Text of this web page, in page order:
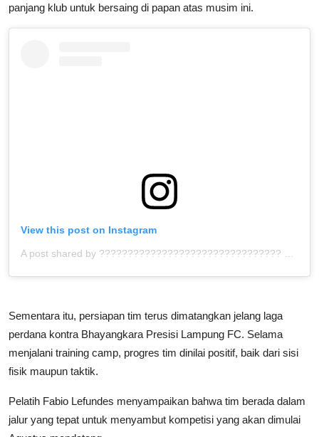
panjang klub untuk bersaing di papan atas musim ini.
View this post on Instagram
Sementara itu, persiapan tim terus dimatangkan jelang laga
perdana kontra Bhayangkara Presisi Lampung FC. Selama
menjalani training camp, progres tim dinilai positif, baik dari sisi
fisik maupun taktik.
Pelatih Fabio Lefundes menyampaikan bahwa tim berada dalam
jalur yang tepat untuk menyambut kompetisi yang akan dimulai